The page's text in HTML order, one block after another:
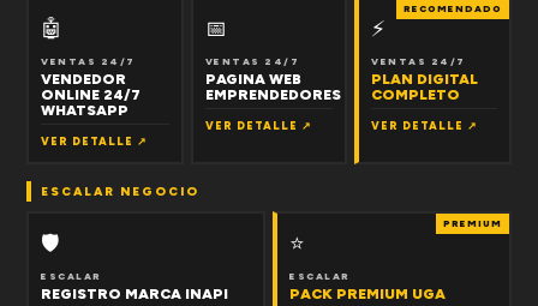
🤖
VENTAS 24/7
VENDEDOR
ONLINE 24/7
WHATSAPP
VER DETALLE ↗
📅
VENTAS 24/7
PAGINA WEB
EMPRENDEDORES
VER DETALLE ↗
RECOMENDADO
⚡
VENTAS 24/7
PLAN DIGITAL
COMPLETO
VER DETALLE ↗
ESCALAR NEGOCIO
🛡
ESCALAR
REGISTRO MARCA INAPI
PREMIUM
⭐
ESCALAR
PACK PREMIUM UGA